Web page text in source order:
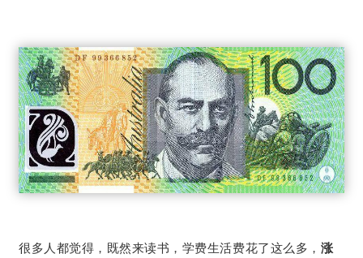
很多人都觉得，既然来读书，学费生活费花了这么多， 涨